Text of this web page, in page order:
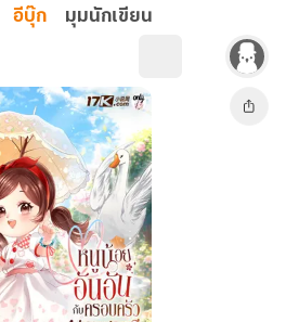
อีบุ๊ก มุมนักเขียน